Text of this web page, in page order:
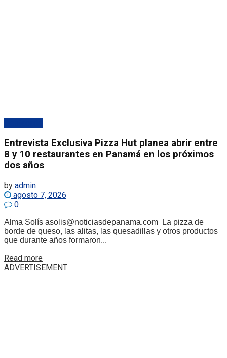
Entrevista Exclusiva Pizza Hut planea abrir entre
8 y 10 restaurantes en Panamá en los próximos
dos años
by admin
agosto 7, 2026
0
Alma Solís asolis@noticiasdepanama.com La pizza de
borde de queso, las alitas, las quesadillas y otros productos
que durante años formaron...
Read more
ADVERTISEMENT